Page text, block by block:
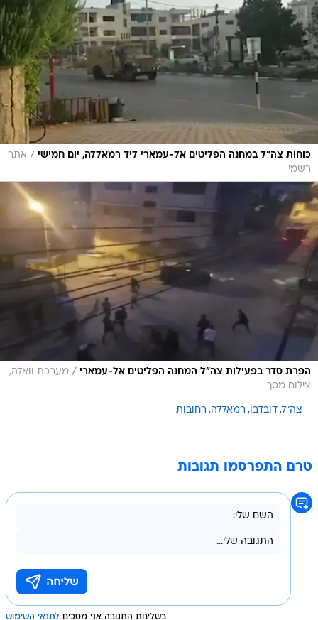
כוחות צה"ל במחנה הפליטים אל-עמארי ליד רמאללה, יום חמישי / אתר
רשמי
הפרת סדר בפעילות צה"ל המחנה הפליטים אל-עמארי / מערכת וואלה,
צילום מסך
צה"ל דובדבן רמאללה רחובות
טרם התפרסמו תגובות
בשליחת התגובה אני מסכים לתנאי השימוש